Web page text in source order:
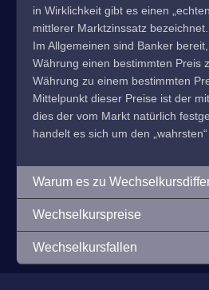
in Wirklichkeit gibt es einen
mittlerer Marktzinssatz bezeichnet.
Im Allgemeinen sind Banker
Währung einen bestimmten Preis
Währung zu einem bestimmten
Mittelpunkt dieser Preise ist der
dies der vom Markt natürlich
handelt es sich um den
Warum es zu
Wechselkurspreise
Wechselkursfallen